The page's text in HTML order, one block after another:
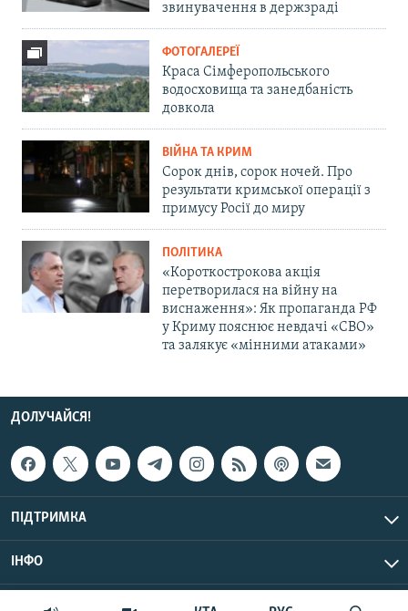
звинувачення в держзраді
ФОТОГАЛЕРЕЇ
Краса Сімферопольського
водосховища та занедбаність
довкола
ВІЙНА ТА КРИМ
Сорок днів, сорок ночей. Про
результати кримської операції з
примусу Росії до миру
ПОЛІТИКА
«Короткострокова акція
перетворилася на війну на
виснаження»: Як пропаганда РФ
у Криму пояснює невдачі «СВО»
та залякує «мінними атаками»
ДОЛУЧАЙСЯ!
ПІДТРИМКА
ІНФО